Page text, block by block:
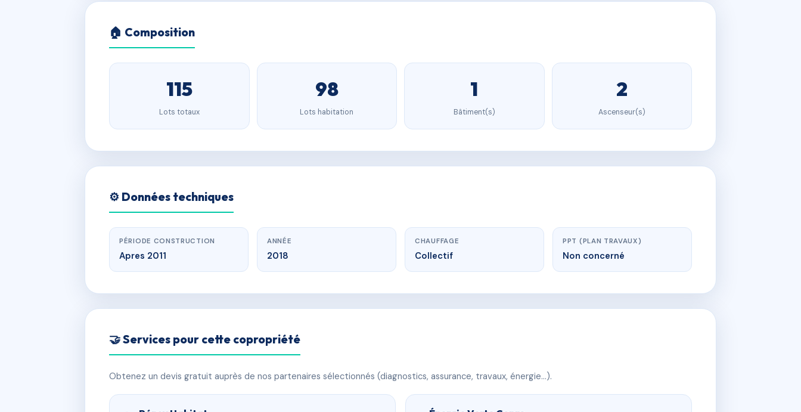
🏠 Composition
115
Lots totaux
98
Lots habitation
1
Bâtiment(s)
2
Ascenseur(s)
⚙️ Données techniques
PÉRIODE CONSTRUCTION
Apres 2011
ANNÉE
2018
CHAUFFAGE
Collectif
PPT (PLAN TRAVAUX)
Non concerné
🤝 Services pour cette copropriété
Obtenez un devis gratuit auprès de nos partenaires sélectionnés (diagnostics, assurance, travaux, énergie…).